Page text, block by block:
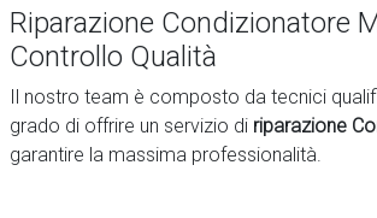
Riparazione Condizionatore
Controllo Qualità
Il nostro team è composto da tecnici
grado di offrire un servizio di riparazione
garantire la massima professionalità.